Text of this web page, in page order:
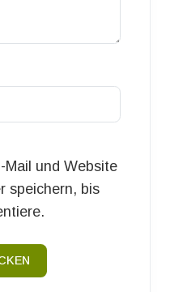
Mail und Website
speichern, bis